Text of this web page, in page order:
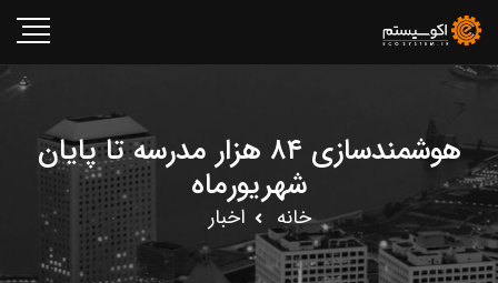
هوشمندسازی ۸۴ هزار مدرسه تا پایان
شهریورماه
خانه اخبار